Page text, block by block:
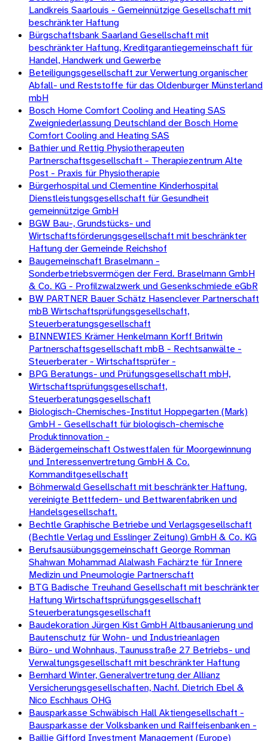
Landkreis Saarlouis - Gemeinnützige Gesellschaft mit
beschränkter Haftung
Bürgschaftsbank Saarland Gesellschaft mit
beschränkter Haftung, Kreditgarantiegemeinschaft für
Handel, Handwerk und Gewerbe
Beteiligungsgesellschaft zur Verwertung organischer
Abfall- und Reststoffe für das Oldenburger Münsterland
mbH
Bosch Home Comfort Cooling and Heating SAS
Zweigniederlassung Deutschland der Bosch Home
Comfort Cooling and Heating SAS
Bathier und Rettig Physiotherapeuten
Partnerschaftsgesellschaft - Therapiezentrum Alte
Post - Praxis für Physiotherapie
Bürgerhospital und Clementine Kinderhospital
Dienstleistungsgesellschaft für Gesundheit
gemeinnützige GmbH
BGW Bau-, Grundstücks- und
Wirtschaftsförderungsgesellschaft mit beschränkter
Haftung der Gemeinde Reichshof
Baugemeinschaft Braselmann -
Sonderbetriebsvermögen der Ferd. Braselmann GmbH
& Co. KG - Profilzwalzwerk und Gesenkschmiede eGbR
BW PARTNER Bauer Schätz Hasenclever Partnerschaft
mbB Wirtschaftsprüfungsgesellschaft,
Steuerberatungsgesellschaft
BINNEWIES Krämer Henkelmann Korff Britwin
Partnerschaftsgesellschaft mbB - Rechtsanwälte -
Steuerberater - Wirtschaftsprüfer -
BPG Beratungs- und Prüfungsgesellschaft mbH,
Wirtschaftsprüfungsgesellschaft,
Steuerberatungsgesellschaft
Biologisch-Chemisches-Institut Hoppegarten (Mark)
GmbH - Gesellschaft für biologisch-chemische
Produktinnovation -
Bädergemeinschaft Ostwestfalen für Moorgewinnung
und Interessenvertretung GmbH & Co.
Kommanditgesellschaft
Böhmerwald Gesellschaft mit beschränkter Haftung,
vereinigte Bettfedern- und Bettwarenfabriken und
Handelsgesellschaft.
Bechtle Graphische Betriebe und Verlagsgesellschaft
(Bechtle Verlag und Esslinger Zeitung) GmbH & Co. KG
Berufsausübungsgemeinschaft George Romman
Shahwan Mohammad Alalwash Fachärzte für Innere
Medizin und Pneumologie Partnerschaft
BTG Badische Treuhand Gesellschaft mit beschränkter
Haftung Wirtschaftsprüfungsgesellschaft
Steuerberatungsgesellschaft
Baudekoration Jürgen Kist GmbH Altbausanierung und
Bautenschutz für Wohn- und Industrieanlagen
Büro- und Wohnhaus, Taunusstraße 27 Betriebs- und
Verwaltungsgesellschaft mit beschränkter Haftung
Bernhard Winter, Generalvertretung der Allianz
Versicherungsgesellschaften, Nachf. Dietrich Ebel &
Nico Eschhaus OHG
Bausparkasse Schwäbisch Hall Aktiengesellschaft -
Bausparkasse der Volksbanken und Raiffeisenbanken -
Baillie Gifford Investment Management (Europe)